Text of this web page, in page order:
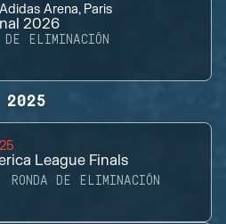
Adidas Arena, Paris
2026
DE ELIMINACIÓN
2025
League Finals
RONDA DE ELIMINACIÓN